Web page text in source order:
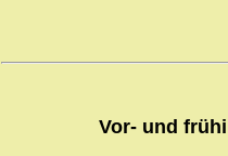
Vor- und